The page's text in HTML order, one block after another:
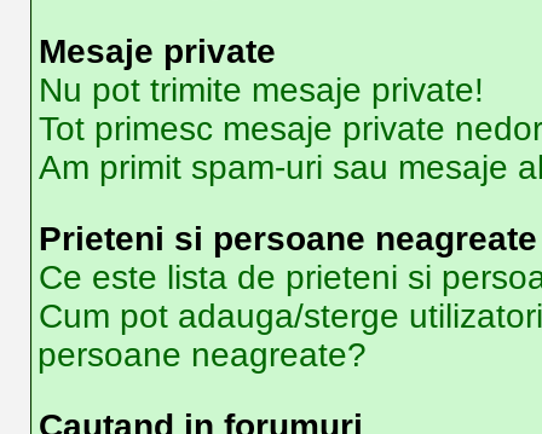
Mesaje private
Nu pot trimite mesaje private!
Tot primesc mesaje private
Am primit spam-uri sau mesaje
Prieteni si persoane neagreate
Ce este lista de prieteni si
Cum pot adauga/sterge
persoane neagreate?
Cautand in forumuri